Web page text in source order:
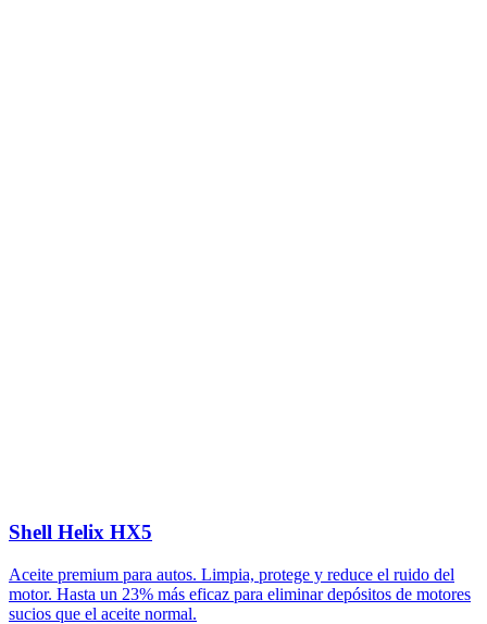
Shell Helix HX5
Aceite premium para autos. Limpia, protege y reduce el ruido del
motor. Hasta un 23% más eficaz para eliminar depósitos de motores
sucios que el aceite normal.